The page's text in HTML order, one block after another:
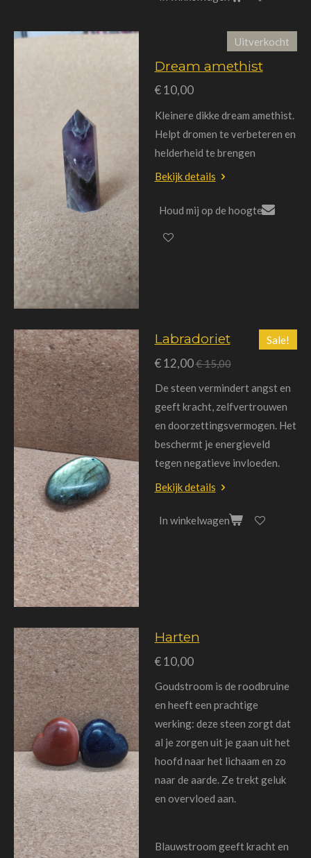
Uitverkocht
Dream amethist
€ 10,00
Kleinere dikke dream amethist.
Helpt dromen te verbeteren en
helderheid te brengen
Bekijk details
Houd mij op de hoogte
Sale!
Labradoriet
€ 12,00€ 15,00
De steen vermindert angst en
geeft kracht, zelfvertrouwen
en doorzettingsvermogen. Het
beschermt je energieveld
tegen negatieve invloeden.
Bekijk details
In winkelwagen
Harten
€ 10,00
Goudstroom is de roodbruine
en heeft een prachtige
werking: deze steen zorgt dat
al je zorgen uit je gaan uit het
hoofd naar het lichaam en zo
naar de aarde. Ze trekt geluk
en overvloed aan.
Blauwstroom geeft kracht en